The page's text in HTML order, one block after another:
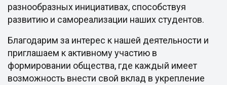
разнообразных инициативах, способствуя
развитию и самореализации наших студентов.
Благодарим за интерес к нашей деятельности и
приглашаем к активному участию в
формировании общества, где каждый имеет
возможность внести свой вклад в укрепление